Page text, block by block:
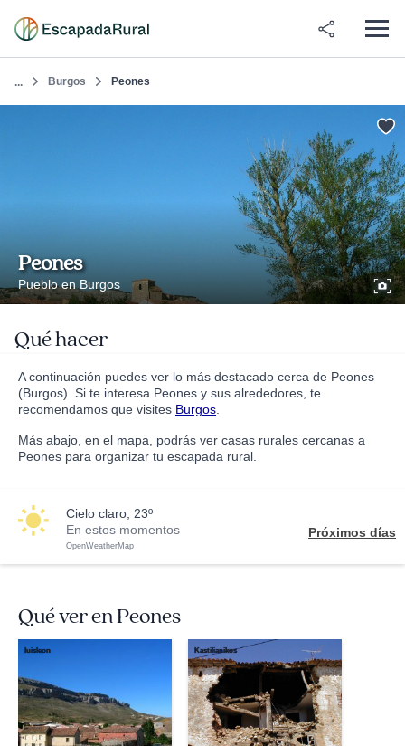
... Burgos Peones
Peones
Pueblo en Burgos
Qué hacer
A continuación puedes ver lo más destacado cerca de Peones
(Burgos). Si te interesa Peones y sus alrededores, te
recomendamos que visites Burgos
Más abajo, en el mapa, podrás ver casas rurales cercanas a
Peones para organizar tu escapada rural.
cielo claro, 23º
En estos momentos
OpenWeatherMap
Próximos días
Qué ver en Peones
luisleon Kastilianikos